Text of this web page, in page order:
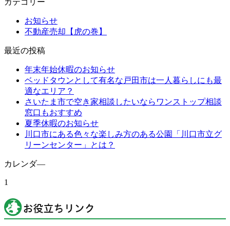
お知らせ
不動産売却【虎の巻】
最近の投稿
年末年始休暇のお知らせ
ベッドタウンとして有名な戸田市は一人暮らしにも最
適なエリア？
さいたま市で空き家相談したいならワンストップ相談
窓口もおすすめ
夏季休暇のお知らせ
川口市にある色々な楽しみ方のある公園「川口市立グ
リーンセンター」とは？
カレンダ―
1